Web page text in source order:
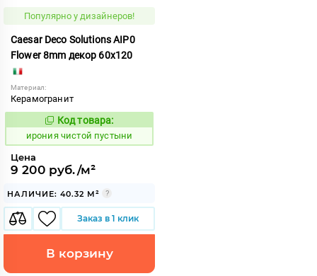
Популярно у дизайнеров!
Caesar Deco Solutions AIP0
Flower 8mm декор 60x120
Материал:
Керамогранит
1108325
Код товара:
ирония чистой пустыни
Цена
9 200 руб./м²
НАЛИЧИЕ: 40.32 М²
Заказ в 1 клик
В корзину